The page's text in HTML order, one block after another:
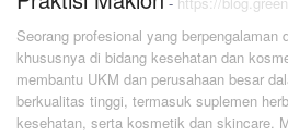
Seorang profesional yang berpengalaman
khususnya di bidang kesehatan dan
membantu UKM dan perusahaan besar
berkualitas tinggi, termasuk suplemen
kesehatan, serta kosmetik dan skincare.